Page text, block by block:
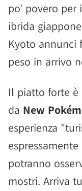
po' povero per
ibrida
Kyoto annunci
peso in arrivo
Il piatto forte è
da New
esperienza
potranno
mostri. Arriva